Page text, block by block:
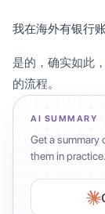
我在海外有银行
是的，确实如此
的流程。
AI SUMMARY
Get a summary
them in practice.